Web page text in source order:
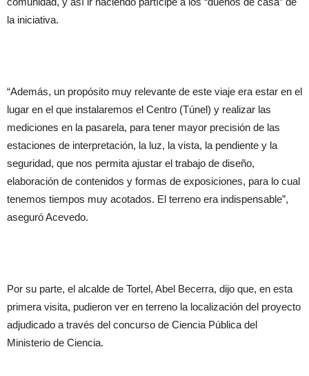
la iniciativa.
“Además, un propósito muy relevante de este viaje era estar en el
lugar en el que instalaremos el Centro (Túnel) y realizar las
mediciones en la pasarela, para tener mayor precisión de las
estaciones de interpretación, la luz, la vista, la pendiente y la
seguridad, que nos permita ajustar el trabajo de diseño,
elaboración de contenidos y formas de exposiciones, para lo cual
tenemos tiempos muy acotados. El terreno era indispensable”,
aseguró Acevedo.
Por su parte, el alcalde de Tortel, Abel Becerra, dijo que, en esta
primera visita, pudieron ver en terreno la localización del proyecto
adjudicado a través del concurso de Ciencia Pública del
Ministerio de Ciencia.